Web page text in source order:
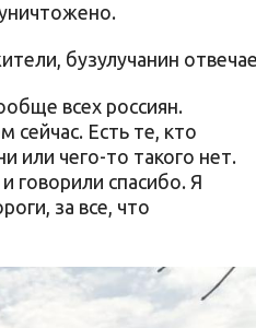
бузулучанин
всех россиян.
сейчас. Есть те, кто
или чего-то такого нет.
говорили спасибо. Я
за все, что